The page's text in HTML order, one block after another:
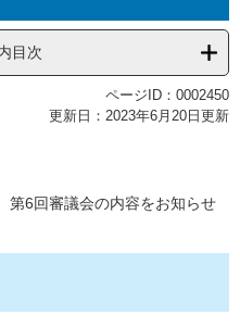
目次
ページID：0002450
更新日：2023年6月20日更新
第6回審議会の内容をお知らせ